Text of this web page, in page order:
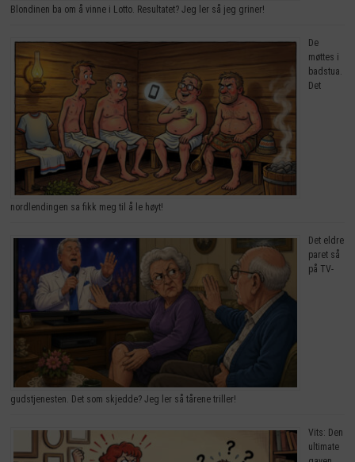
Blondinen ba om å vinne i Lotto. Resultatet? Jeg ler så jeg griner!
De
møttes i
badstua.
Det
nordlendingen sa fikk meg til å le høyt!
Det eldre
paret så
på TV-
gudstjenesten. Det som skjedde? Jeg ler så tårene triller!
Vits: Den
ultimate